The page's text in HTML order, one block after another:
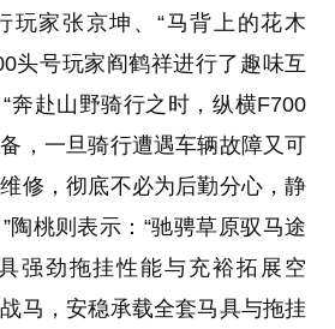
玩家张京坤、“马背上的花木
头号玩家阎鹤祥进行了趣味互
奔赴山野骑行之时，纵横F700
，一旦骑行遭遇车辆故障又可
修，彻底不必为后勤分心，静
陶桃则表示：“驰骋草原驭马途
强劲拖挂性能与充裕拓展空
马，安稳承载全套马具与拖挂